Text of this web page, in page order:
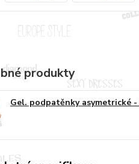
produkty
Gel. podpatěnky asymetrické